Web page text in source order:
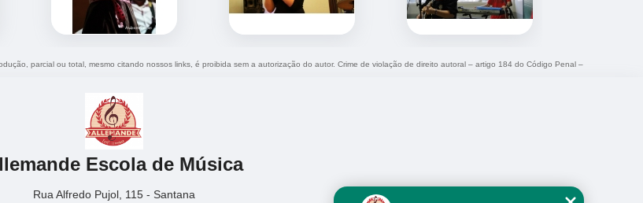
parcial ou total, mesmo citando nossos links, é proibida sem a autorização do autor. Crime de violação de direito autoral – artigo 184 do Código Penal –
Escola de Música
Rua Alfredo Pujol, 115 - Santana